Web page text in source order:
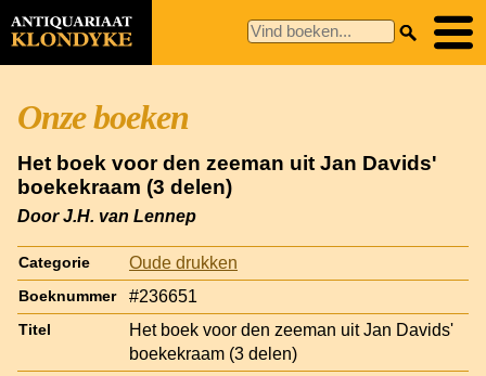
Onze boeken
Het boek voor den zeeman uit Jan Davids'
boekekraam (3 delen)
Door J.H. van Lennep
Categorie Oude drukken
Boeknummer #236651
Titel
Het boek voor den zeeman uit Jan Davids'
boekekraam (3 delen)